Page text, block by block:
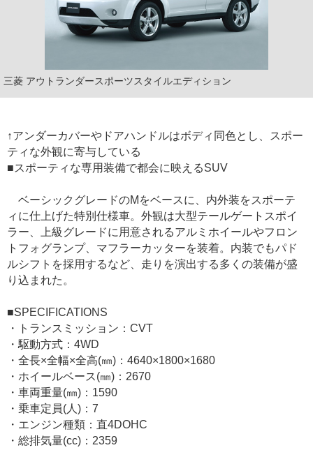
三菱 アウトランダースポーツスタイルエディション
↑アンダーカバーやドアハンドルはボディ同色とし、スポー
ティな外観に寄与している
■スポーティな専用装備で都会に映えるSUV
ベーシックグレードのMをベースに、内外装をスポーテ
ィに仕上げた特別仕様車。外観は大型テールゲートスポイ
ラー、上級グレードに用意されるアルミホイールやフロン
トフォグランプ、マフラーカッターを装着。内装でもパド
ルシフトを採用するなど、走りを演出する多くの装備が盛
り込まれた。
■SPECIFICATIONS
・トランスミッション：CVT
・駆動方式：4WD
・全長×全幅×全高(㎜)：4640×1800×1680
・ホイールベース(㎜)：2670
・車両重量(㎜)：1590
・乗車定員(人)：7
・エンジン種類：直4DOHC
・総排気量(cc)：2359